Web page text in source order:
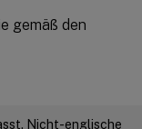
gemäß den
Nicht-englische